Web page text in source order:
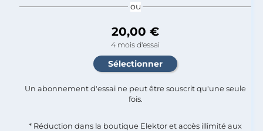
ou
20,00 €
4 mois d'essai
Un abonnement d'essai ne peut être souscrit qu'une seule
fois.​
* Réduction dans la boutique Elektor et accès illimité aux